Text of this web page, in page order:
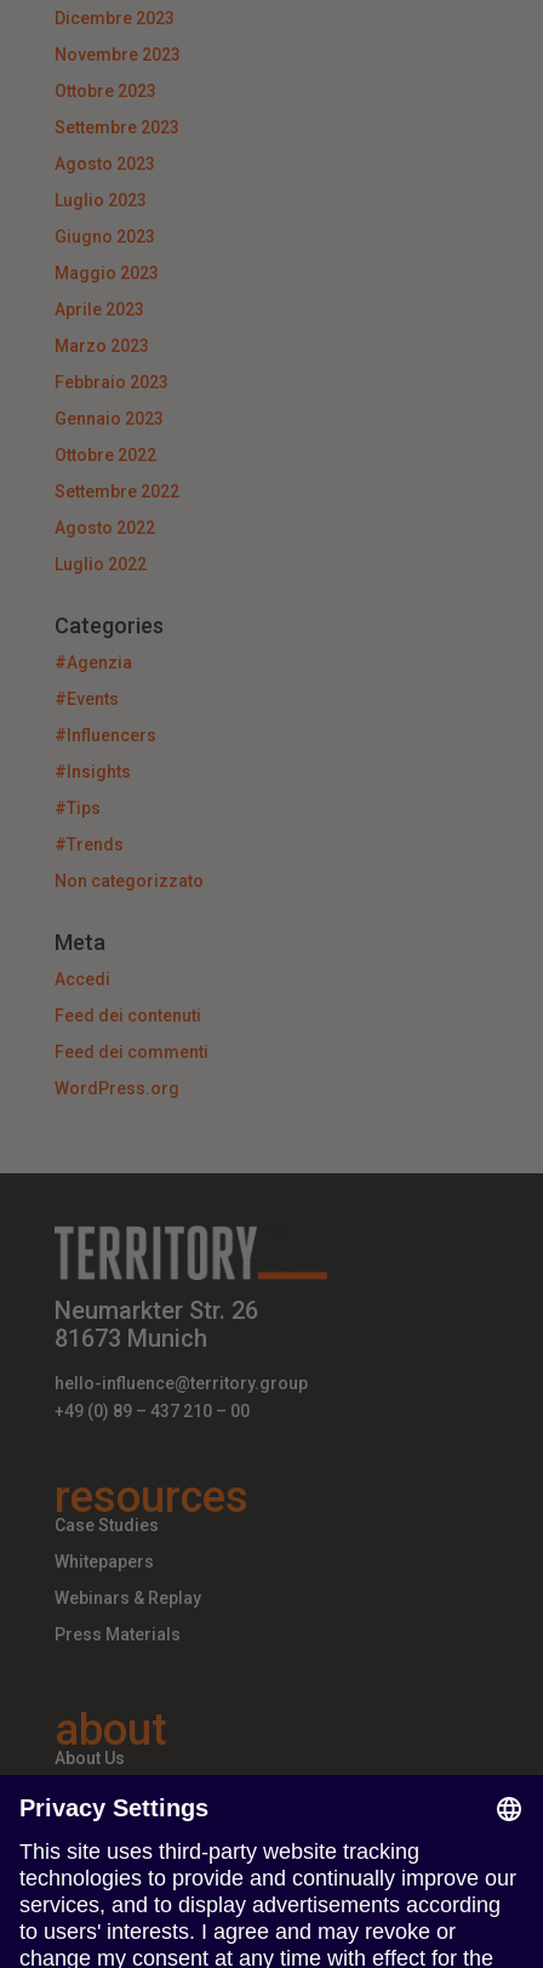
Dicembre 2023
Novembre 2023
Ottobre 2023
Settembre 2023
Agosto 2023
Luglio 2023
Giugno 2023
Maggio 2023
Aprile 2023
Marzo 2023
Febbraio 2023
Gennaio 2023
Ottobre 2022
Settembre 2022
Agosto 2022
Luglio 2022
Categories
#Agenzia
#Events
#Influencers
#Insights
#Tips
#Trends
Non categorizzato
Meta
Accedi
Feed dei contenuti
Feed dei commenti
WordPress.org
Neumarkter Str. 26
81673 Munich
hello-influence@territory.group
+49 (0) 89 – 437 210 – 00
resources
Case Studies
Whitepapers
Webinars & Replay
Press Materials
about
About Us
Teams & Offices
follow us
Follow us on Linkedin
Follow us on Instagram